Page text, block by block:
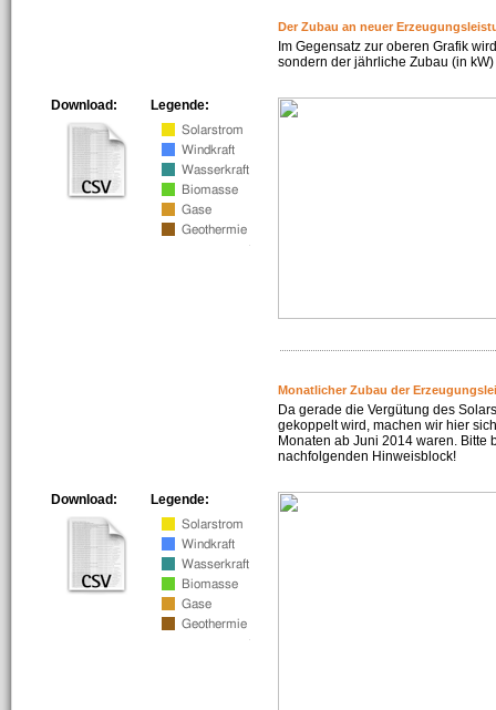
Der Zubau an neuer
Im Gegensatz zur oberen Grafik
sondern der jährliche Zubau (in
Legende:
Download:
Monatlicher Zubau der
Da gerade die Vergütung des
gekoppelt wird, machen wir hier
Monaten ab Juni 2014 waren. Bitte
nachfolgenden Hinweisblock!
Legende:
Download: